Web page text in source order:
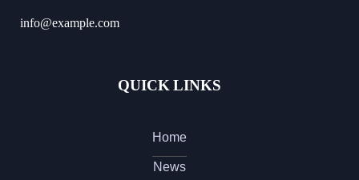
info@example.com
QUICK LINKS
Home
News